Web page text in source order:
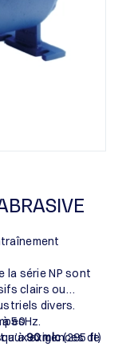
la série NP sont
clairs ou
divers.
exigences de
50Hz.
90 mlc(295 ft)